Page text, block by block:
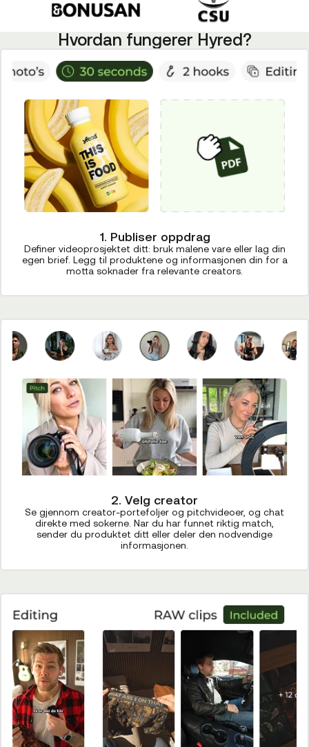
Hvordan fungerer Hyred?
1. Publiser oppdrag
Definer videoprosjektet ditt: bruk malene vare eller lag din
egen brief. Legg til produktene og informasjonen din for a
motta soknader fra relevante creators.
2. Velg creator
Se gjennom creator-portefoljer og pitchvideoer, og chat
direkte med sokerne. Nar du har funnet riktig match,
sender du produktet ditt eller deler den nodvendige
informasjonen.